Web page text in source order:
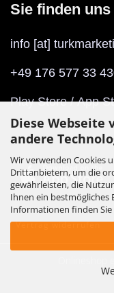
Diese Webseite
andere
Wir verwenden Cookies
Drittanbietern, um die
gewährleisten, die
Ihnen ein bestmögliches
Informationen finden
Sie finden uns
info [at]
+49 176 577 33
Play Store/App
Vertrag widerrufen